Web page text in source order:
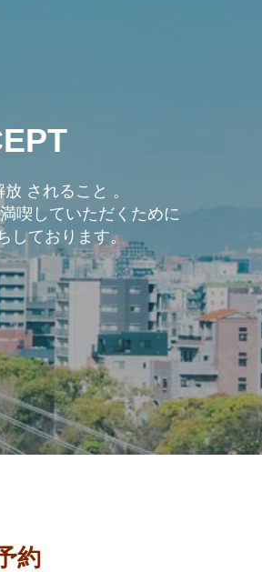
されること 。
喫していただくために
しております。
約